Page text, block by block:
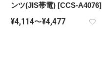
ンツ(JIS帯電) [CCS-A4076]
¥4,114〜¥4,477